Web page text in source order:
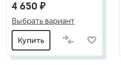
4 650 ₽
Выбрать вариант
Купить